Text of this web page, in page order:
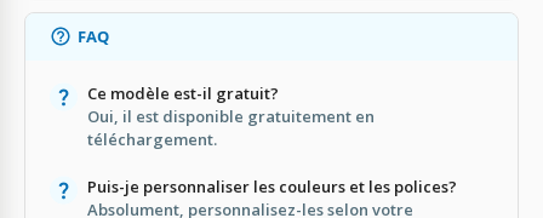
FAQ
Ce modèle est-il gratuit?
Oui, il est disponible gratuitement en
téléchargement.
Puis-je personnaliser les couleurs et les polices?
Absolument, personnalisez-les selon votre